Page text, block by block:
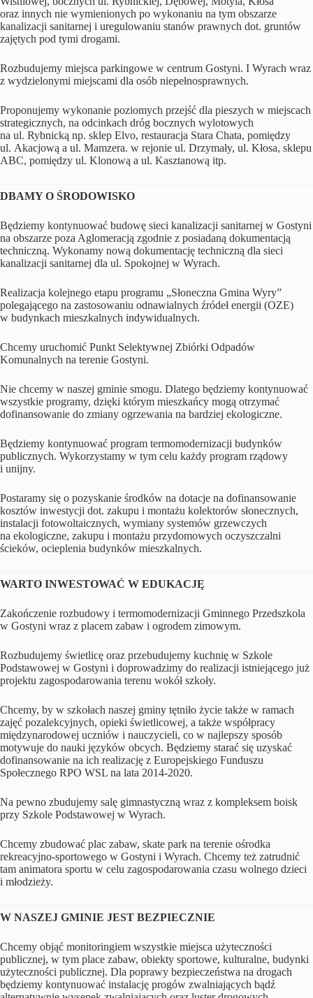
oraz innych nie wymienionych po wykonaniu na tym obszarze
kanalizacji sanitarnej i uregulowaniu stanów prawnych dot. gruntów
zajętych pod tymi drogami.
Rozbudujemy miejsca parkingowe w centrum Gostyni. I Wyrach wraz
z wydzielonymi miejscami dla osób niepełnosprawnych.
Proponujemy wykonanie poziomych przejść dla pieszych w miejscach
strategicznych, na odcinkach dróg bocznych wylotowych
na ul. Rybnicką np. sklep Elvo, restauracja Stara Chata, pomiędzy
ul. Akacjową a ul. Mamzera. w rejonie ul. Drzymały, ul. Kłosa, sklepu
ABC, pomiędzy ul. Klonową a ul. Kasztanową itp.
DBAMY O ŚRODOWISKO
Będziemy kontynuować budowę sieci kanalizacji sanitarnej w Gostyni
na obszarze poza Aglomeracją zgodnie z posiadaną dokumentacją
techniczną. Wykonamy nową dokumentację techniczną dla sieci
kanalizacji sanitarnej dla ul. Spokojnej w Wyrach.
Realizacja kolejnego etapu programu „Słoneczna Gmina Wyry”
polegającego na zastosowaniu odnawialnych źródeł energii (OZE)
w budynkach mieszkalnych indywidualnych.
Chcemy uruchomić Punkt Selektywnej Zbiórki Odpadów
Komunalnych na terenie Gostyni.
Nie chcemy w naszej gminie smogu. Dlatego będziemy kontynuować
wszystkie programy, dzięki którym mieszkańcy mogą otrzymać
dofinansowanie do zmiany ogrzewania na bardziej ekologiczne.
Będziemy kontynuować program termomodernizacji budynków
publicznych. Wykorzystamy w tym celu każdy program rządowy
i unijny.
Postaramy się o pozyskanie środków na dotacje na dofinansowanie
kosztów inwestycji dot. zakupu i montażu kolektorów słonecznych,
instalacji fotowoltaicznych, wymiany systemów grzewczych
na ekologiczne, zakupu i montażu przydomowych oczyszczalni
ścieków, ocieplenia budynków mieszkalnych.
WARTO INWESTOWAĆ W EDUKACJĘ
Zakończenie rozbudowy i termomodernizacji Gminnego Przedszkola
w Gostyni wraz z placem zabaw i ogrodem zimowym.
Rozbudujemy świetlicę oraz przebudujemy kuchnię w Szkole
Podstawowej w Gostyni i doprowadzimy do realizacji istniejącego już
projektu zagospodarowania terenu wokół szkoły.
Chcemy, by w szkołach naszej gminy tętniło życie także w ramach
zajęć pozalekcyjnych, opieki świetlicowej, a także współpracy
międzynarodowej uczniów i nauczycieli, co w najlepszy sposób
motywuje do nauki języków obcych. Będziemy starać się uzyskać
dofinansowanie na ich realizację z Europejskiego Funduszu
Społecznego RPO WSL na lata 2014-2020.
Na pewno zbudujemy salę gimnastyczną wraz z kompleksem boisk
przy Szkole Podstawowej w Wyrach.
Chcemy zbudować plac zabaw, skate park na terenie ośrodka
rekreacyjno-sportowego w Gostyni i Wyrach. Chcemy też zatrudnić
tam animatora sportu w celu zagospodarowania czasu wolnego dzieci
i młodzieży.
W NASZEJ GMINIE JEST BEZPIECZNIE
Chcemy objąć monitoringiem wszystkie miejsca użyteczności
publicznej, w tym place zabaw, obiekty sportowe, kulturalne, budynki
użyteczności publicznej. Dla poprawy bezpieczeństwa na drogach
będziemy kontynuować instalację progów zwalniających bądź